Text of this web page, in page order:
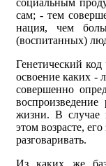
социальным
сам; - тем
нация, чем
(воспитанных)
Генетический
освоение каких -
совершенно
жизни. В случае
этом возрасте,
разговаривать.
Из каких же